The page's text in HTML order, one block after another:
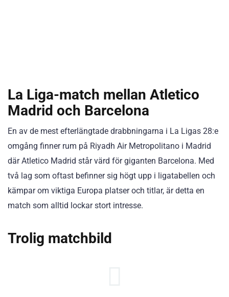
La Liga-match mellan Atletico
Madrid och Barcelona
En av de mest efterlängtade drabbningarna i La Ligas 28:e
omgång finner rum på Riyadh Air Metropolitano i Madrid
där Atletico Madrid står värd för giganten Barcelona. Med
två lag som oftast befinner sig högt upp i ligatabellen och
kämpar om viktiga Europa platser och titlar, är detta en
match som alltid lockar stort intresse.
Trolig matchbild